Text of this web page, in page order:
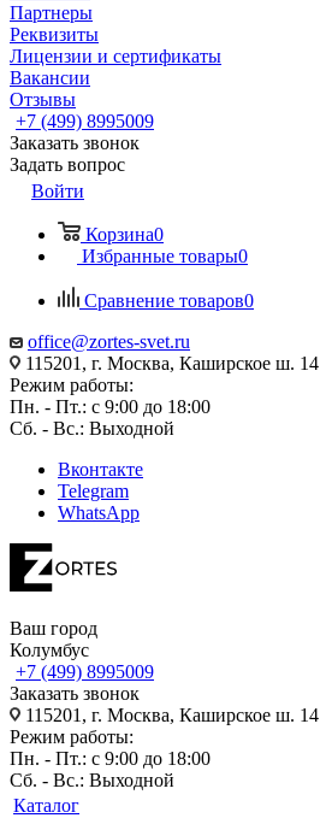
Партнеры
Реквизиты
Лицензии и сертификаты
Вакансии
Отзывы
+7 (499) 8995009
Заказать звонок
Задать вопрос
Войти
Корзина0
Избранные товары0
Сравнение товаров0
office@zortes-svet.ru
115201, г. Москва, Каширское ш. 14
Режим работы:
Пн. - Пт.: с 9:00 до 18:00
Сб. - Вс.: Выходной
Вконтакте
Telegram
WhatsApp
Ваш город
Колумбус
+7 (499) 8995009
Заказать звонок
115201, г. Москва, Каширское ш. 14
Режим работы:
Пн. - Пт.: с 9:00 до 18:00
Сб. - Вс.: Выходной
Каталог